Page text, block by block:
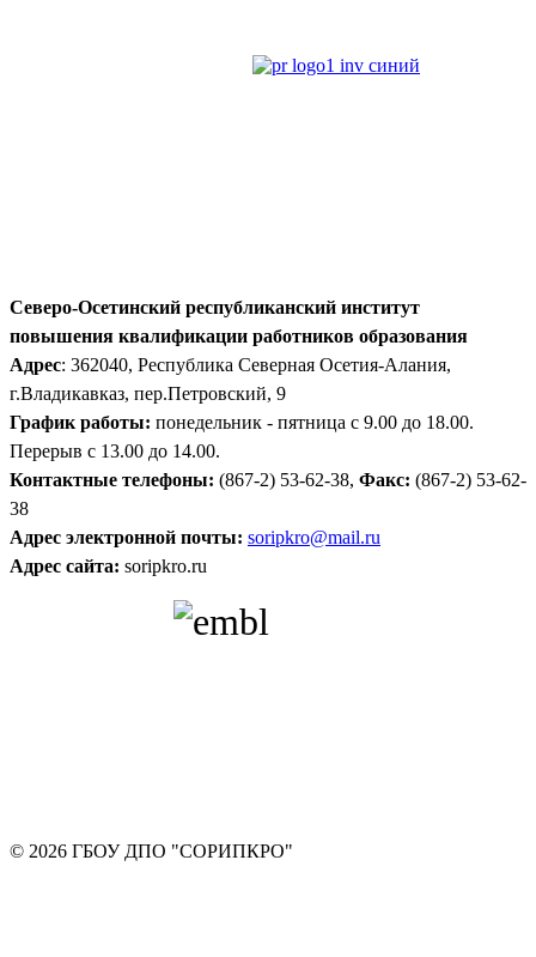
Северо-Осетинский республиканский институт
повышения квалификации работников образования
Адрес: 362040, Республика Северная Осетия-Алания,
г.Владикавказ, пер.Петровский, 9
График работы: понедельник - пятница с 9.00 до 18.00.
Перерыв с 13.00 до 14.00.
Контактные телефоны: (867-2) 53-62-38, Факс: (867-2) 53-62-
38
Адрес электронной почты: soripkro@mail.ru
Адрес сайта: soripkro.ru
© 2026 ГБОУ ДПО "СОРИПКРО"